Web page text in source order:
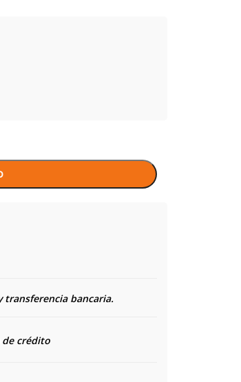
transferencia bancaria.
de crédito